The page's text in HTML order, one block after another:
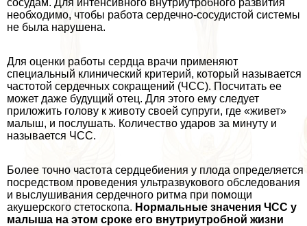
сосудам. Для интенсивного внутриутробного развития
необходимо, чтобы работа сердечно-сосудистой системы
не была нарушена.
Для оценки работы сердца врачи применяют
специальный клинический критерий, который называется
частотой сердечных сокращений (ЧСС). Посчитать ее
может даже будущий отец. Для этого ему следует
приложить голову к животу своей супруги, где «живет»
малыш, и послушать. Количество ударов за минуту и
называется ЧСС.
Более точно частота сердцебиения у плода определяется
посредством проведения ультразвукового обследования
и выслушивания сердечного ритма при помощи
акушерского стетоскопа. Нормальные значения ЧСС у
малыша на этом сроке его внутриутробной жизни